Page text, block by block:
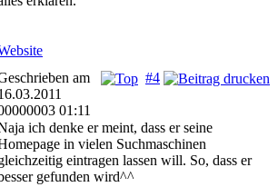
#4
am
01:11
ich denke er meint, dass er seine
in vielen Suchmaschinen
eintragen lassen will. So, dass er
gefunden wird^^